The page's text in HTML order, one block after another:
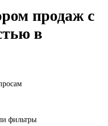
продаж с
в
фильтры